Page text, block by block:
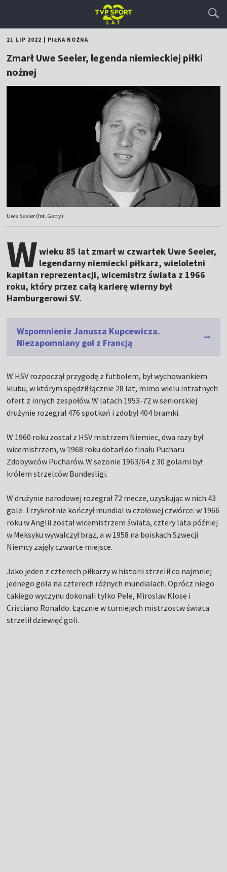
21 LIP 2022 PIŁKA NOŻNA
Zmarł Uwe Seeler, legenda niemieckiej piłki
nożnej
Uwe Seeler (fot. Getty)
Wwieku 85 lat zmarł w czwartek Uwe Seeler,
legendarny niemiecki piłkarz, wieloletni
kapitan reprezentacji, wicemistrz świata z 1966
roku, który przez całą karierę wierny był
Hamburgerowi SV.
Wspomnienie Janusza Kupcewicza.
Niezapomniany gol z Francją
W HSV rozpoczął przygodę z futbolem, był wychowankiem
klubu, w którym spędził łącznie 28 lat, mimo wielu intratnych
ofert z innych zespołów. W latach 1953-72 w seniorskiej
drużynie rozegrał 476 spotkań i zdobył 404 bramki.
W 1960 roku został z HSV mistrzem Niemiec, dwa razy był
wicemistrzem, w 1968 roku dotarł do finału Pucharu
Zdobywców Pucharów. W sezonie 1963/64 z 30 golami był
królem strzelców Bundesligi.
W drużynie narodowej rozegrał 72 mecze, uzyskując w nich 43
gole. Trzykrotnie kończył mundial w czołowej czwórce: w 1966
roku w Anglii został wicemistrzem świata, cztery lata później
w Meksyku wywalczył brąz, a w 1958 na boiskach Szwecji
Niemcy zajęły czwarte miejsce.
Jako jeden z czterech piłkarzy w historii strzelił co najmniej
jednego gola na czterech różnych mundialach. Oprócz niego
takiego wyczynu dokonali tylko Pele, Miroslav Klose i
Cristiano Ronaldo. Łącznie w turniejach mistrzostw świata
strzelił dziewięć goli.